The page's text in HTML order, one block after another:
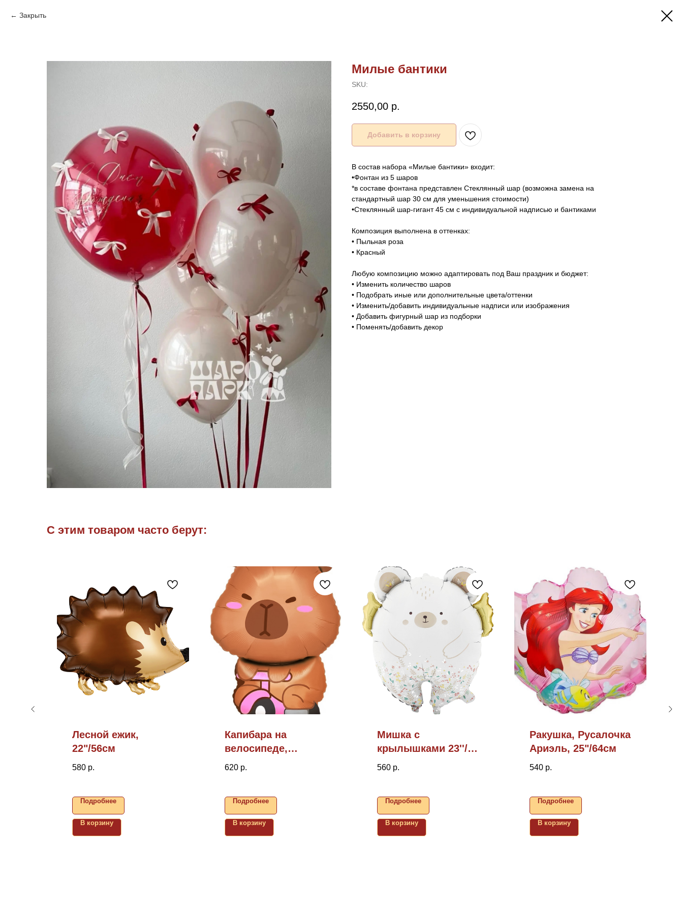
Закрыть
Милые бантики
SKU:
2550,00 р.
Добавить в корзину
В состав набора «Милые бантики» входит:
•Фонтан из 5 шаров
*в составе фонтана представлен Стеклянный шар (возможна замена на
стандартный шар 30 см для уменьшения стоимости)
•Стеклянный шар-гигант 45 см с индивидуальной надписью и бантиками
Композиция выполнена в оттенках:
• Пыльная роза
• Красный
Любую композицию можно адаптировать под Ваш праздник и бюджет:
• Изменить количество шаров
• Подобрать иные или дополнительные цвета/оттенки
• Изменить/добавить индивидуальные надписи или изображения
• Добавить фигурный шар из подборки
• Поменять/добавить декор
С этим товаром часто берут:
Лесной ежик,
22"/56см
580 р.
Подробнее
В корзину
Капибара на
велосипеде,
26"/66см
620 р.
Подробнее
В корзину
Мишка с
крылышками 23''/58
см
560 р.
Подробнее
В корзину
Ракушка, Русалочка
Ариэль, 25"/64см
540 р.
Подробнее
В корзину